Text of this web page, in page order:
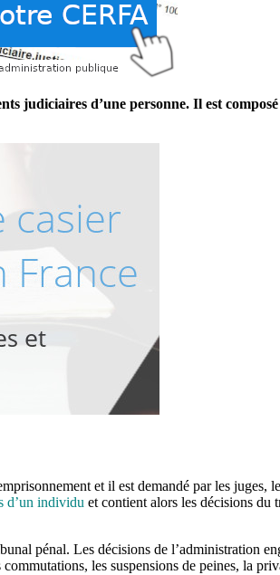
judiciaires d’une personne. Il est
et il est demandé par les
d’un individu et contient alors les décisions du
pénal. Les décisions de l’administration
les suspensions de peines, la